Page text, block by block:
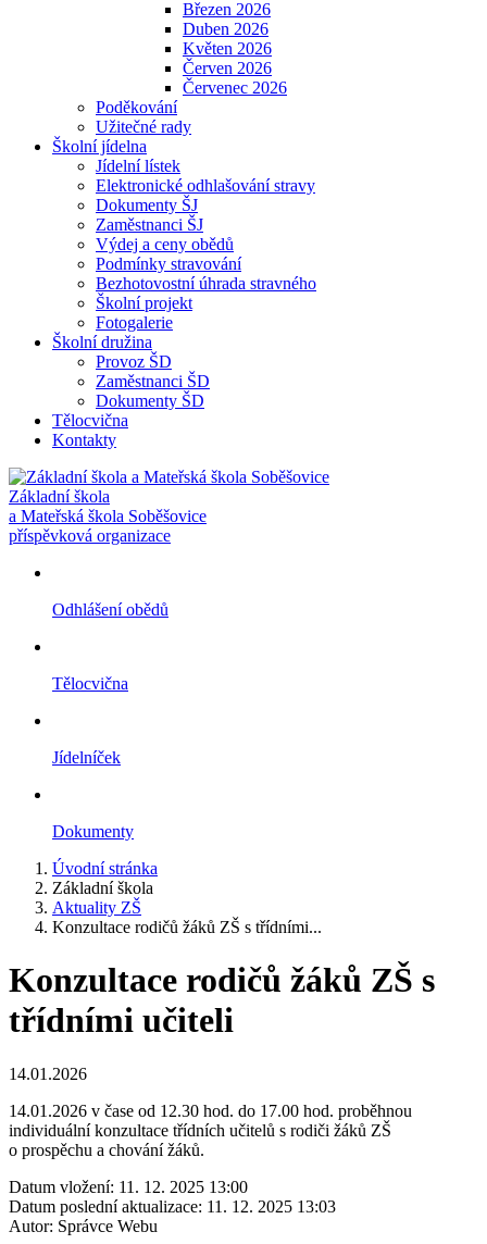
Březen 2026
Duben 2026
Květen 2026
Červen 2026
Červenec 2026
Poděkování
Užitečné rady
Školní jídelna
Jídelní lístek
Elektronické odhlašování stravy
Dokumenty ŠJ
Zaměstnanci ŠJ
Výdej a ceny obědů
Podmínky stravování
Bezhotovostní úhrada stravného
Školní projekt
Fotogalerie
Školní družina
Provoz ŠD
Zaměstnanci ŠD
Dokumenty ŠD
Tělocvična
Kontakty
Základní škola
a Mateřská škola Soběšovice
příspěvková organizace
Odhlášení obědů
Tělocvična
Jídelníček
Dokumenty
Úvodní stránka
Základní škola
Aktuality ZŠ
Konzultace rodičů žáků ZŠ s třídními...
Konzultace rodičů žáků ZŠ s
třídními učiteli
14.01.2026
14.01.2026 v čase od 12.30 hod. do 17.00 hod. proběhnou
individuální konzultace třídních učitelů s rodiči žáků ZŠ
o prospěchu a chování žáků.
Datum vložení: 11. 12. 2025 13:00
Datum poslední aktualizace: 11. 12. 2025 13:03
Autor: Správce Webu